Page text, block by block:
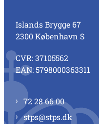
Islands Brygge 67
2300 København S
CVR: 37105562
EAN: 5798000363311
72 28 66 00
stps@stps.dk